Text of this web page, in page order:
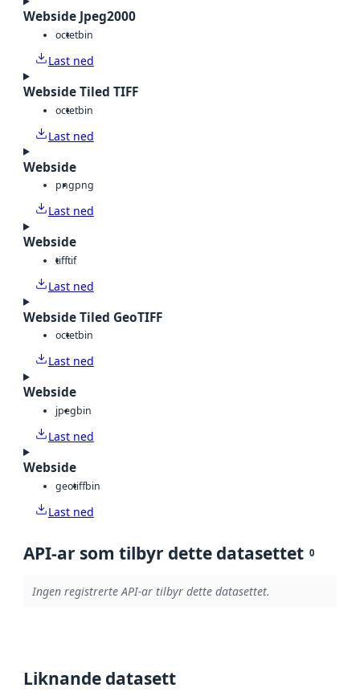
Webside Jpeg2000
octetbin
Last ned
Webside Tiled TIFF
octetbin
Last ned
Webside
pngpng
Last ned
Webside
tifftif
Last ned
Webside Tiled GeoTIFF
octetbin
Last ned
Webside
jpegbin
Last ned
Webside
geotiffbin
Last ned
API-ar som tilbyr dette datasettet 0
Ingen registrerte API-ar tilbyr dette datasettet.
Liknande datasett